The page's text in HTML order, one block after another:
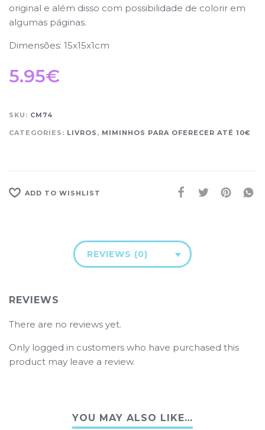
original e além disso com possibilidade de colorir em
algumas páginas.
Dimensões: 15x15x1cm
5.95€
SKU: CM74
CATEGORIES: LIVROS , MIMINHOS PARA OFERECER ATÉ 10€
ADD TO WISHLIST
REVIEWS (0)
REVIEWS
There are no reviews yet.
Only logged in customers who have purchased this
product may leave a review.
YOU MAY ALSO LIKE…